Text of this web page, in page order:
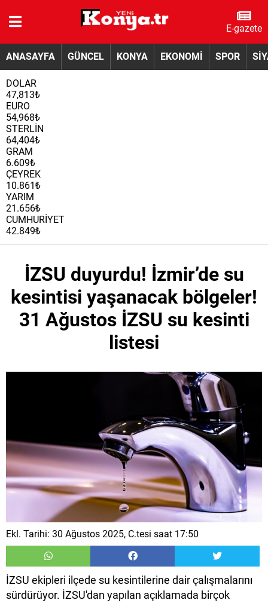
E-gazete
ANASAYFA GÜNCEL KONYA EKONOMİ SPOR
DOLAR
47,813₺
EURO
54,968₺
STERLİN
64,404₺
GRAM
6.609₺
ÇEYREK
10.861₺
YARIM
21.656₺
CUMHURİYET
42.849₺
İZSU duyurdu! İzmir’de su
kesintisi yaşanacak bölgeler!
31 Ağustos İZSU su kesinti
listesi
Ekl. Tarihi: 30 Ağustos 2025, C.tesi saat 17:50
İZSU ekipleri ilçede su kesintilerine dair çalışmalarını
sürdürüyor. İZSU'dan yapılan açıklamada birçok